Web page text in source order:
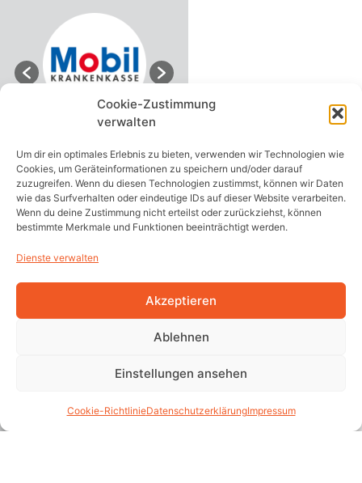
Cookie-Zustimmung
verwalten
Um dir ein optimales Erlebnis zu bieten, verwenden wir Technologien wie
Cookies, um Geräteinformationen zu speichern und/oder darauf
zuzugreifen. Wenn du diesen Technologien zustimmst, können wir Daten
wie das Surfverhalten oder eindeutige IDs auf dieser Website verarbeiten.
Wenn du deine Zustimmung nicht erteilst oder zurückziehst, können
bestimmte Merkmale und Funktionen beeinträchtigt werden.
Dienste verwalten
Akzeptieren
Ablehnen
Einstellungen ansehen
Cookie-RichtlinieDatenschutzerklärungImpressum